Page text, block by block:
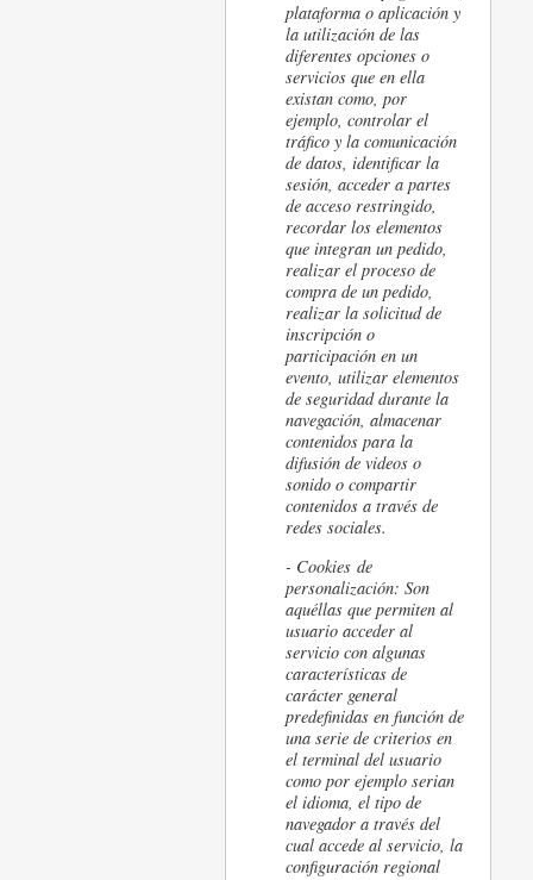
plataforma o aplicación y
la utilización de las
diferentes opciones o
servicios que en ella
existan como, por
ejemplo, controlar el
tráfico y la comunicación
de datos, identificar la
sesión, acceder a partes
de acceso restringido,
recordar los elementos
que integran un pedido,
realizar el proceso de
compra de un pedido,
realizar la solicitud de
inscripción o
participación en un
evento, utilizar elementos
de seguridad durante la
navegación, almacenar
contenidos para la
difusión de videos o
sonido o compartir
contenidos a través de
redes sociales.
- Cookies de
personalización: Son
aquéllas que permiten al
usuario acceder al
servicio con algunas
características de
carácter general
predefinidas en función de
una serie de criterios en
el terminal del usuario
como por ejemplo serian
el idioma, el tipo de
navegador a través del
cual accede al servicio, la
configuración regional